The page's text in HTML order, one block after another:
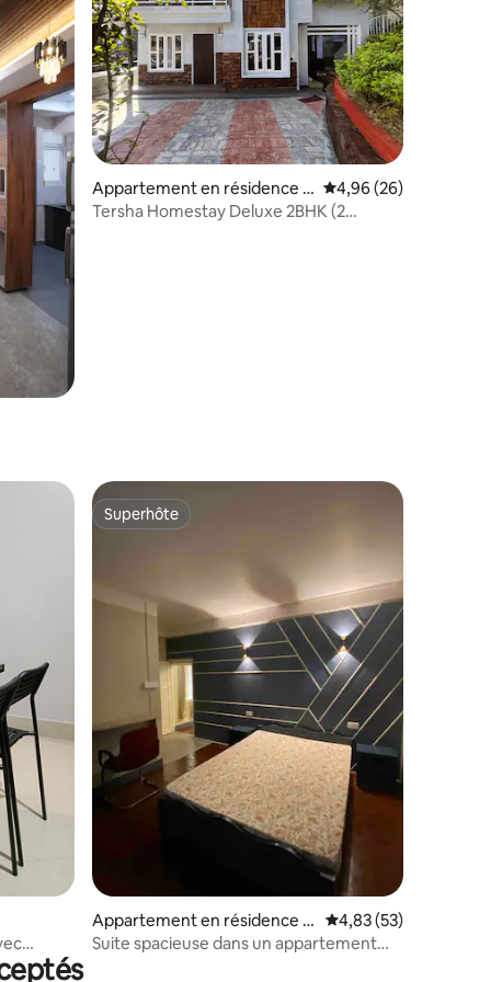
: 4,87 sur 5
Appartement en résidence ⋅
Shillong
Évaluation moyenne
4,96 (26)
Tersha Homestay Deluxe 2BHK (2
: 4,91 sur 5
Superhôte
Superhôte
Appartement en résidence ⋅
Shillong
Évaluation moyenne
4,83 (53)
Suite spacieuse dans un appartement